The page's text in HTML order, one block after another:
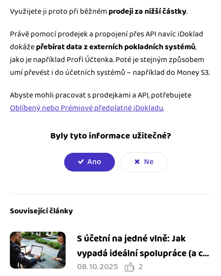
Využijete ji proto při běžnémprodeji za nižší částky.
Právě pomocí prodejek a propojení přes API navíc iDoklad
dokážepřebírat data z externích pokladních systémů,
jako je například Profi Účtenka. Poté je stejným způsobem
umí převést i do účetních systémů – například do Money S3.
Abyste mohli pracovat s prodejkami a API, potřebujete
Oblíbený nebo Prémiové předplatné iDokladu.
Byly tyto informace užitečné?
Ano Ne
Související články
S účetní na jedné vlně: Jak
vypadá ideální spolupráce (a co
všechno vám může ušetřit)
08. 10. 2025 2